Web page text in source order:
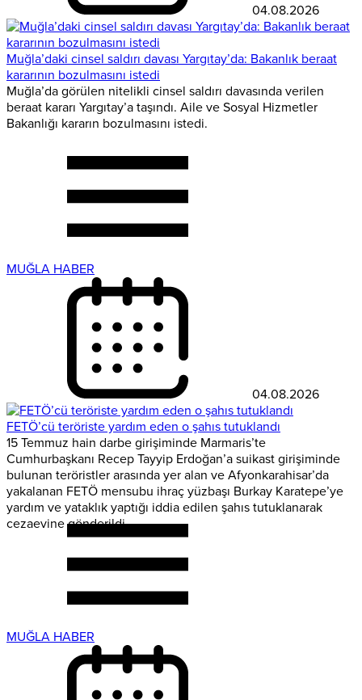
04.08.2026
Muğla’daki cinsel saldırı davası Yargıtay’da: Bakanlık beraat
kararının bozulmasını istedi
Muğla’da görülen nitelikli cinsel saldırı davasında verilen
beraat kararı Yargıtay’a taşındı. Aile ve Sosyal Hizmetler
Bakanlığı kararın bozulmasını istedi.
MUĞLA HABER
04.08.2026
FETÖ’cü teröriste yardım eden o şahıs tutuklandı
15 Temmuz hain darbe girişiminde Marmaris’te
Cumhurbaşkanı Recep Tayyip Erdoğan’a suikast girişiminde
bulunan teröristler arasında yer alan ve Afyonkarahisar’da
yakalanan FETÖ mensubu ihraç yüzbaşı Burkay Karatepe’ye
yardım ve yataklık yaptığı iddia edilen şahıs tutuklanarak
cezaevine gönderildi.
MUĞLA HABER